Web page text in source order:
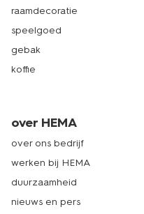
raamdecoratie
speelgoed
gebak
koffie
over HEMA
over ons bedrijf
werken bij HEMA
duurzaamheid
nieuws en pers